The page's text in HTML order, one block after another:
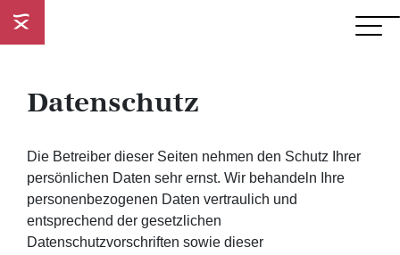
Datenschutz
Die Betreiber dieser Seiten nehmen den Schutz Ihrer
persönlichen Daten sehr ernst. Wir behandeln Ihre
personenbezogenen Daten vertraulich und
entsprechend der gesetzlichen
Datenschutzvorschriften sowie dieser